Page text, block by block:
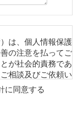
は、個人情報保護
の注意を払ってご
が社会的責務であ
相談及びご依頼い
方針を定め、それ
に同意する